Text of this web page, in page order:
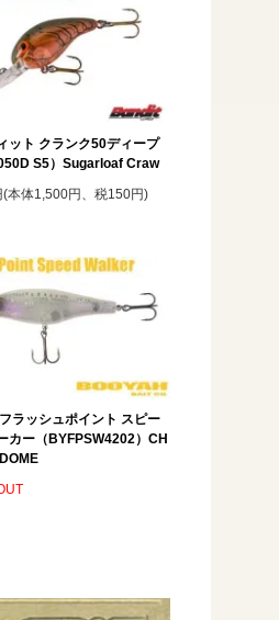
ット クランク50ディープ
S5）Sugarloaf Craw
(本体1,500円、税150円)
ラッシュポイント スピー
カー（BYFPSW4202）CH